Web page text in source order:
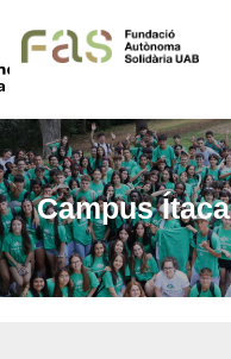
Campus Ítaca